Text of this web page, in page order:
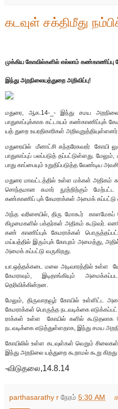
கடவுள் சக்திமீது
முக்கிய கோவில்களில் எல்லாம் கண்காணிப்பு
இந்து அறநிலையத்துறை அறிவிப்பு!
மதுரை, ஆக.14-_- இந்து சமய
பாதுகாப்புக்காக கட்டாயம் கண்காணிப்புக்
யத் துறை உயரதிகாரிகள் அறிவுறுத்தியுள்ளனர்.
மதுரையில் மீனாட்சி சுந்தரேசுவரர் கோயி
பாதுகாப்புப் பலப்படுத் தப்பட்டுள்ளது.
பாது காப்பையும் உறுதிப்படுத்த வேண்டிய
மதுரை மாவட்டத்தில் உள்ள மக்கள் அதிகம்
சொந்தமான சுமார் நூற்றிற்கும்
கண்காணிப் புக் கேமராக்கள் அமைக் கப்பட்டு
அந்த வரிசையில், திரு மோகூர்
கிழமைகளில் பக்தர்கள் அதிகம் கூடுவர்.
கண் காணிப்புக் கேமராக்கள்
மய்யத்தில் இரும்புக் கோபுரம் அமைத்து,
அமைக் கப்பட்டு வருகிறது.
யா.ஒத்தக்கடை மலை அடிவாரத்தில் உள்ள
கேமராவும், இடிதாங்கியும்
தெரிவிக்கின்றன.
மேலும், திருவாதவூர் கோயில் உள்ளிட்ட
கேமராக்கள் பொருத்த நடவடிக்கை
ராக்கள் உள்ள கோயில் களில் கூடுதலாக
நடவடிக்கை எடுத்துள்ளதாக, இந்து சமய
கோயிலில் உள்ள கடவுள்கள் வெறும்
இந்து அறநிலை யத்துறை கூறாமல் கூறு
-விடுதலை,14.8.14
parthasarathy r நேரம் 5:30 AM